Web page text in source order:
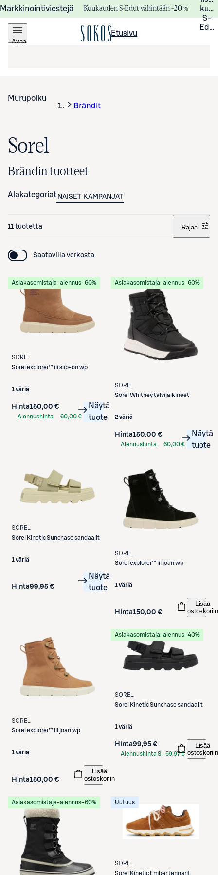
Markkinointiviestejä Kuukauden S-Edut vähintään –20 %
S-
Avaa
Etusivu
Murupolku
Brändit
Sorel
Brändin tuotteet
Alakategoriat NAISET KAMPANJAT
11 tuotetta Rajaa
Saatavilla verkosta
Asiakasomistaja-alennus−60%
SOREL
Sorel explorer™ iii slip-on wp
1 väriä
Hinta150,00 €
Alennushinta
60,00 €
Näytä
tuote
Asiakasomistaja-alennus−60%
SOREL
Sorel Whitney talvijalkineet
2 väriä
Hinta150,00 €
Alennushinta
60,00 €
Näytä
tuote
SOREL
Sorel Kinetic Sunchase sandaalit
1 väriä
Hinta99,95 €
Näytä
tuote
SOREL
Sorel explorer™ iii joan wp
1 väriä
Hinta150,00 €
Lisää
ostoskoriin
SOREL
Sorel explorer™ iii joan wp
1 väriä
Hinta150,00 €
Lisää
ostoskoriin
Asiakasomistaja-alennus−40%
SOREL
Sorel Kinetic Sunchase sandaalit
1 väriä
Hinta99,95 €
Alennushinta S-59,97 €
Lisää
ostoskoriin
Asiakasomistaja-alennus−60% Uutuus
SOREL
Sorel Kinetic Ember tennarit